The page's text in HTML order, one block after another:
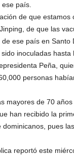
ese país.
de que
de que las
ese país en Santo
inoculadas hasta
Peña,
personas
mayores de 70
han recibido la
pues
reportó este